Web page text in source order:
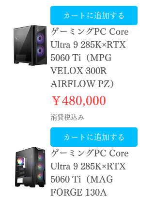
カートに追加する
ゲーミングPC Core
Ultra 9 285K×RTX
5060 Ti（MPG
VELOX 300R
AIRFLOW PZ）
価格
￥480,000
消費税込み
カートに追加する
ゲーミングPC Core
Ultra 9 285K×RTX
5060 Ti（MAG
FORGE 130A